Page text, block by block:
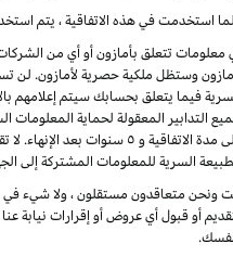
استخدمت في هذه الاتفاقية ، يتم
معلومات تتعلق بأمازون أو أي من
وستظل ملكية حصرية لأمازون. لن
فيما يتعلق بحسابك سيتم إعلامهم
التدابير المعقولة لحماية
على مدة الاتفاقية و ٥
السرية للمعلومات المشتركة إلى
ونحن متعاقدون مستقلون ، ولا شيء في
أو قبول أي عروض أو إقرارات نيابة